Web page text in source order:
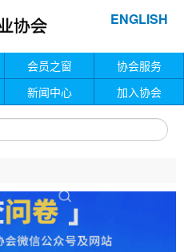
ENGLISH
会员之窗
协会服务
新闻中心 加入协会